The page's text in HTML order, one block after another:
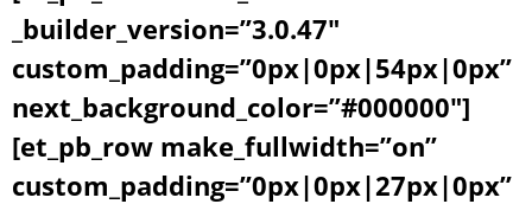
_builder_version=”3.0.47″
custom_padding=”0px|0px|54px|0px”
next_background_color=”#000000″]
[et_pb_row make_fullwidth=”on”
custom_padding=”0px|0px|27px|0px”